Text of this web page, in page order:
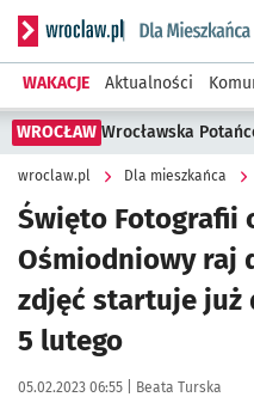
Serwis informacyjny
WAKACJE Aktualności
WROCŁAW Wrocławska
wroclaw.pl Dla mieszkańca
Święto Fotografii
Ośmiodniowy raj
zdjęć startuje już
5 lutego
Data publikacji:
05.02.2023 06:55 | Autor:
Beata Turska